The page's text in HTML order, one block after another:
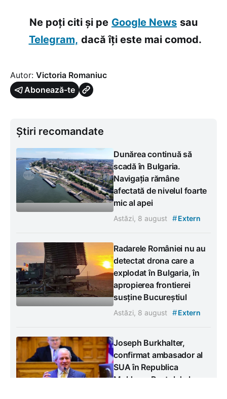
Ne poți citi și pe Google News sau
Telegram, dacă îți este mai comod.
Autor: Victoria Romaniuc
Abonează-te
Știri recomandate
Dunărea continuă să
scadă în Bulgaria.
Navigația rămâne
afectată de nivelul foarte
mic al apei
Astăzi, 8 august #Extern
Radarele României nu au
detectat drona care a
explodat în Bulgaria, în
apropierea frontierei
susține Bucureștiul
Astăzi, 8 august #Extern
Joseph Burkhalter,
confirmat ambasador al
SUA în Republica
Moldova. Postul de la